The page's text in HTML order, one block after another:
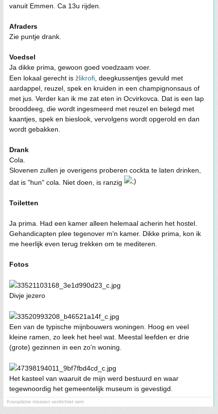
vanuit Emmen. Ca 13u rijden.
Afraders
Zie puntje drank.
Voedsel
Ja dikke prima, gewoon goed voedzaam voer.
Een lokaal gerecht is žlikrofi , deegkussentjes gevuld met
aardappel, reuzel, spek en kruiden in een champignonsaus of
met jus. Verder kan ik me zat eten in Ocvirkovca. Dat is een lap
brooddeeg, die wordt ingesmeerd met reuzel en belegd met
kaantjes, spek en bieslook, vervolgens wordt opgerold en dan
wordt gebakken.
Drank
Cola.
Slovenen zullen je overigens proberen cockta te laten drinken,
dat is "hun" cola. Niet doen, is ranzig
Toiletten
Ja prima. Had een kamer alleen helemaal acherin het hostel.
Gehandicapten plee tegenover m'n kamer. Dikke prima, kon ik
me heerlijk even terug trekken om te mediteren.
Fotos
Divje jezero
Een van de typische mijnbouwers woningen. Hoog en veel
kleine ramen, zo leek het heel wat. Meestal leefden er drie
(grote) gezinnen in een zo'n woning.
Het kasteel van waaruit de mijn werd bestuurd en waar
tegewnoordig het gemeentelijk museum is gevestigd.
Kranplätze müssen verdichtet sein